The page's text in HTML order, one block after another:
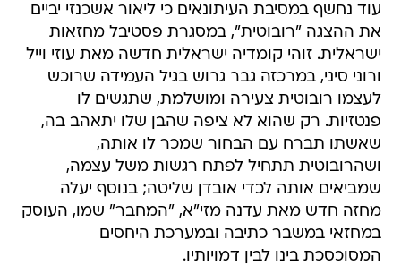
עוד נחשף במסיבת העיתונאים כי ליאור אשכנזי יביים
את ההצגה "רובוטית", במסגרת פסטיבל מחזאות
ישראלית. זוהי קומדיה ישראלית חדשה מאת עוזי וייל
ורוני סיני, במרכזה גבר גרוש בגיל העמידה שרוכש
לעצמו רובוטית צעירה ומושלמת, שתגשים לו
פנטזיות. רק שהוא לא ציפה שהבן שלו יתאהב בה,
שאשתו תברח עם הבחור שמכר לו אותה,
ושהרובוטית תתחיל לפתח רגשות משל עצמה,
שמביאים אותה לכדי אובדן שליטה; בנוסף יעלה
מחזה חדש מאת עדנה מזי"א, "המחבר" שמו, העוסק
במחזאי במשבר כתיבה ובמערכת היחסים
המסוכסכת בינו לבין דמויותיו.